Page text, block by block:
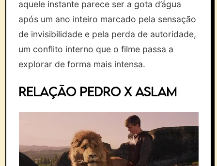
aquele instante parece ser a gota d’água
após um ano inteiro marcado pela sensação
de invisibilidade e pela perda de autoridade,
um conflito interno que o filme passa a
explorar de forma mais intensa.
Relação Pedro x Aslam